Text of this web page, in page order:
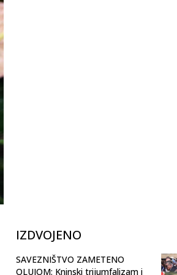
IZDVOJENO
SAVEZNIŠTVO ZAMETENO
OLUJOM: Kninski trijumfalizam i